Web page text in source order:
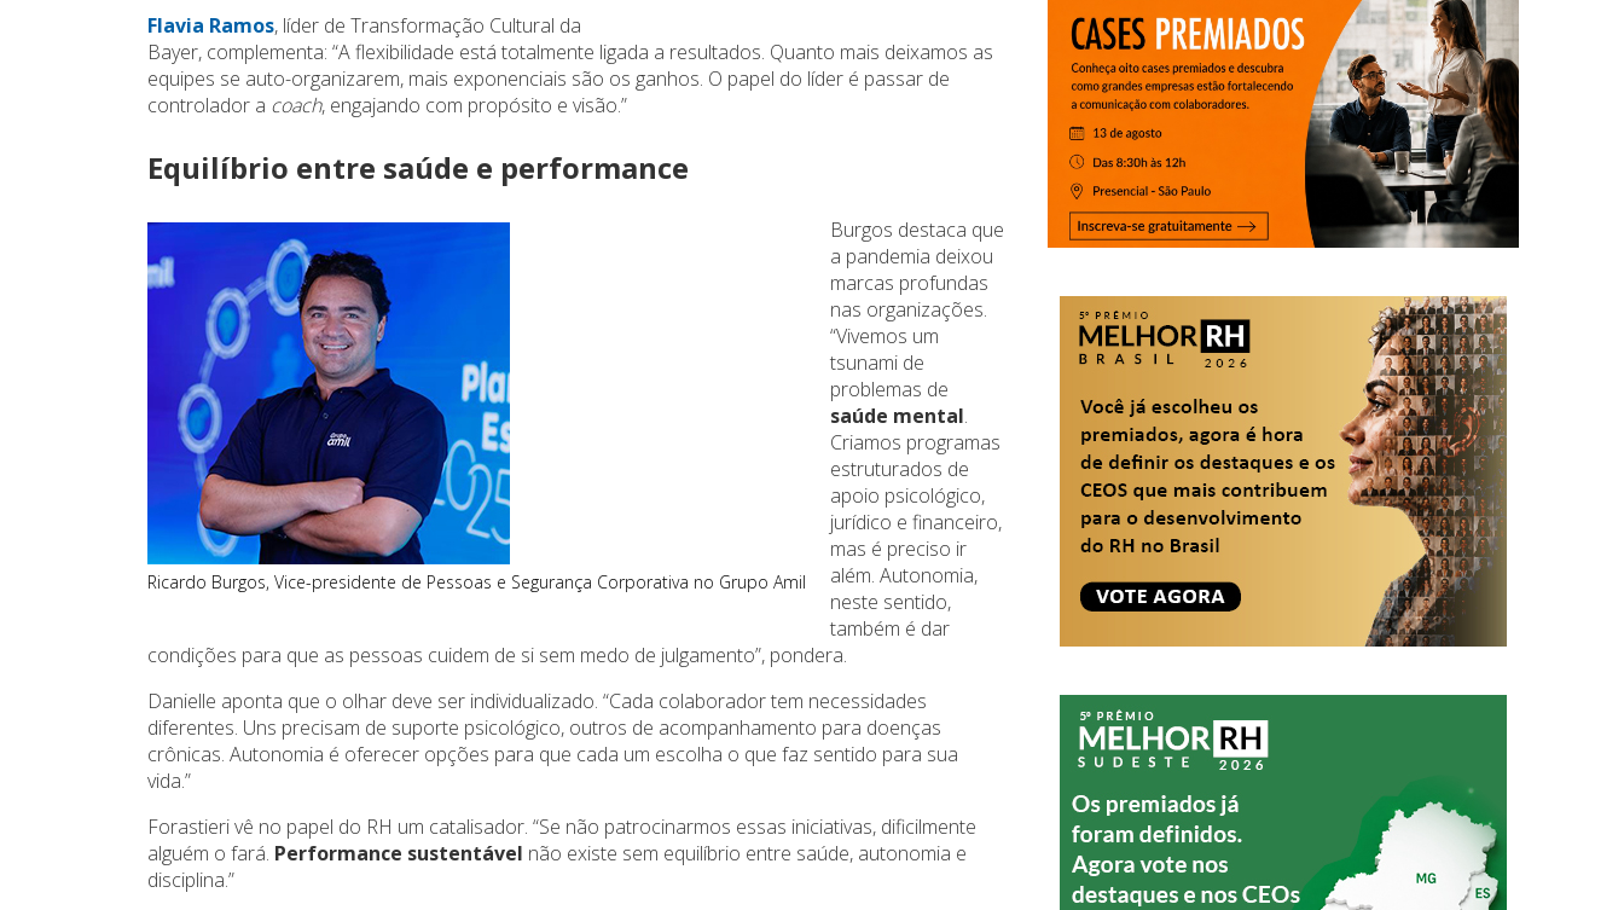
Flavia Ramos, líder de Transformação Cultural da
Bayer, complementa: “A flexibilidade está totalmente ligada a resultados. Quanto mais deixamos as
equipes se auto-organizarem, mais exponenciais são os ganhos. O papel do líder é passar de
controlador a coach, engajando com propósito e visão.”
Equilíbrio entre saúde e performance
Ricardo Burgos, Vice-presidente de Pessoas e Segurança Corporativa no Grupo Amil
Burgos destaca que
a pandemia deixou
marcas profundas
nas organizações.
“Vivemos um
tsunami de
problemas de
saúde mental.
Criamos programas
estruturados de
apoio psicológico,
jurídico e financeiro,
mas é preciso ir
além. Autonomia,
neste sentido,
também é dar
condições para que as pessoas cuidem de si sem medo de julgamento”, pondera.
Danielle aponta que o olhar deve ser individualizado. “Cada colaborador tem necessidades
diferentes. Uns precisam de suporte psicológico, outros de acompanhamento para doenças
crônicas. Autonomia é oferecer opções para que cada um escolha o que faz sentido para sua
vida.”
Forastieri vê no papel do RH um catalisador. “Se não patrocinarmos essas iniciativas, dificilmente
alguém o fará. Performance sustentável não existe sem equilíbrio entre saúde, autonomia e
disciplina.”